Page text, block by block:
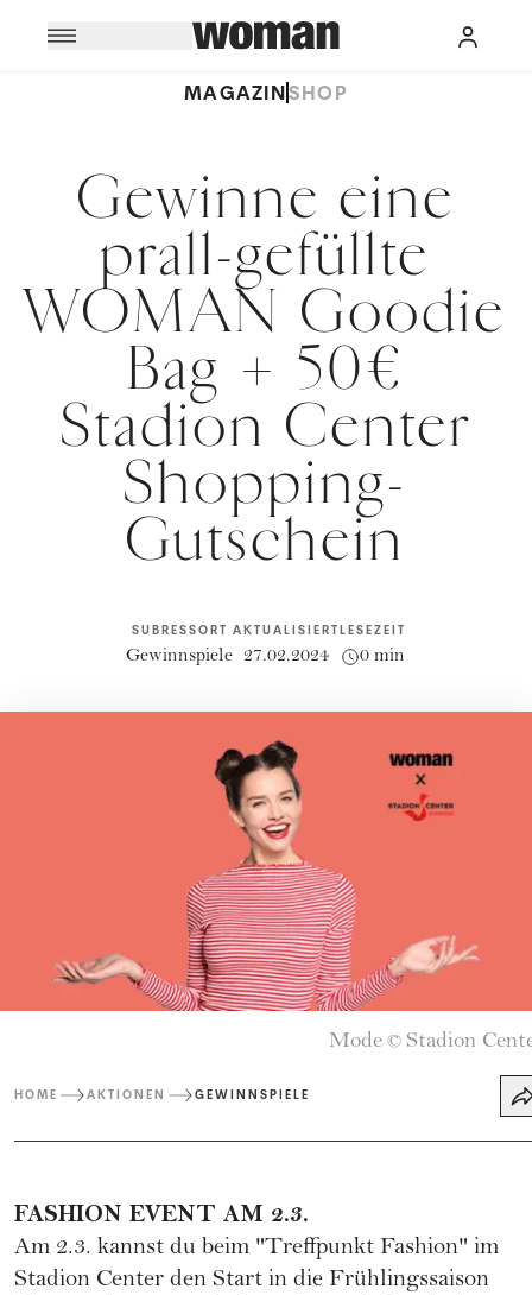
MAGAZINSHOP
Gewinne eine
prall-gefüllte
WOMAN Goodie
Bag + 50€
Stadion Center
Shopping-
Gutschein
SUBRESSORT
Gewinnspiele
AKTUALISIERT
27.02.2024
LESEZEIT
0 min
Mode © Stadion
HOME AKTIONEN GEWINNSPIELE
FASHION EVENT AM 2.3.
Am 2.3. kannst du beim "Treffpunkt Fashion" im
Stadion Center den Start in die Frühlingssaison